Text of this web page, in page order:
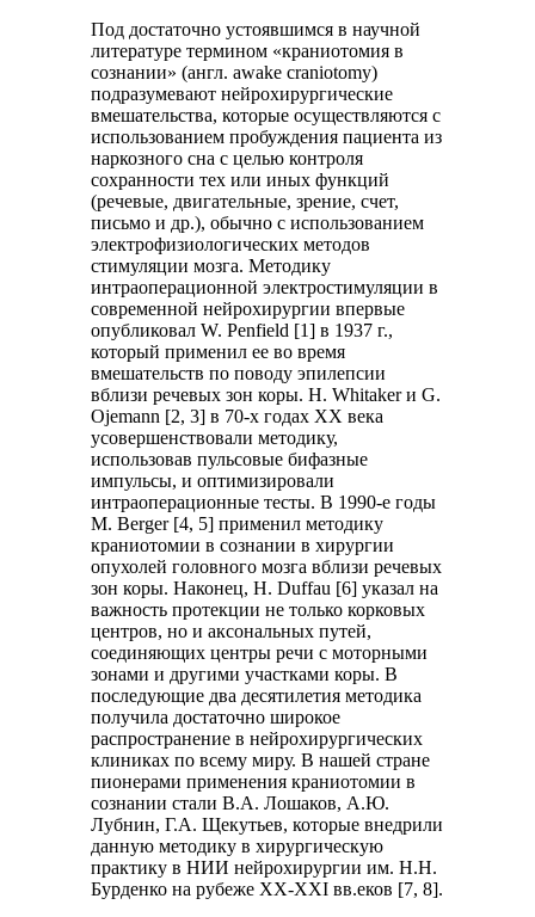
Под достаточно устоявшимся в научной
литературе термином «краниотомия в
сознании» (англ. awake craniotomy)
подразумевают нейрохирургические
вмешательства, которые осуществляются с
использованием пробуждения пациента из
наркозного сна с целью контроля
сохранности тех или иных функций
(речевые, двигательные, зрение, счет,
письмо и др.), обычно с использованием
электрофизиологических методов
стимуляции мозга. Методику
интраоперационной электростимуляции в
современной нейрохирургии впервые
опубликовал W. Penfield [1] в 1937 г.,
который применил ее во время
вмешательств по поводу эпилепсии
вблизи речевых зон коры. Н. Whitaker и G.
Ojemann [2, 3] в 70-х годах XX века
усовершенствовали методику,
использовав пульсовые бифазные
импульсы, и оптимизировали
интраоперационные тесты. В 1990-е годы
M. Berger [4, 5] применил методику
краниотомии в сознании в хирургии
опухолей головного мозга вблизи речевых
зон коры. Наконец, Н. Duffau [6] указал на
важность протекции не только корковых
центров, но и аксональных путей,
соединяющих центры речи с моторными
зонами и другими участками коры. В
последующие два десятилетия методика
получила достаточно широкое
распространение в нейрохирургических
клиниках по всему миру. В нашей стране
пионерами применения краниотомии в
сознании стали В.А. Лошаков, А.Ю.
Лубнин, Г.А. Щекутьев, которые внедрили
данную методику в хирургическую
практику в НИИ нейрохирургии им. Н.Н.
Бурденко на рубеже XX-XXI вв.еков [7, 8].